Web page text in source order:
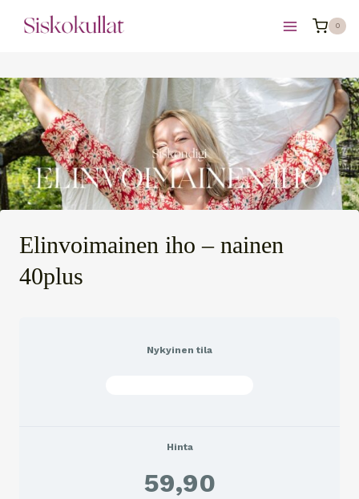
sisältöön
0
Elinvoimainen iho – nainen
40plus
Nykyinen tila
Hinta
59,90